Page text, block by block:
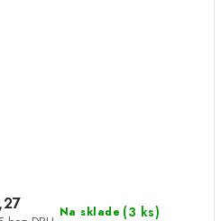
Na sklade (3 ks)